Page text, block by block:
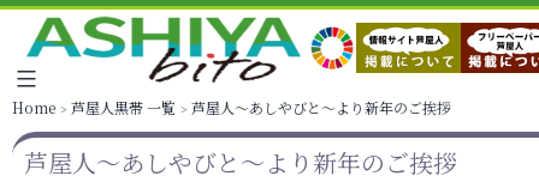
Home 芦屋人黒帯 一覧 芦屋人～あしやびと～より新年のご挨拶
芦屋人～あしやびと～より新年のご挨拶